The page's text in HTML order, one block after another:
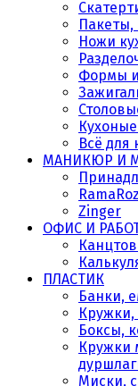
Пакеты,
Ножи
Формы
Всё для
МАНИКЮР И
Zinger
ОФИС И
ПЛАСТИК
Банки,
Боксы,
Кружки
Миски,